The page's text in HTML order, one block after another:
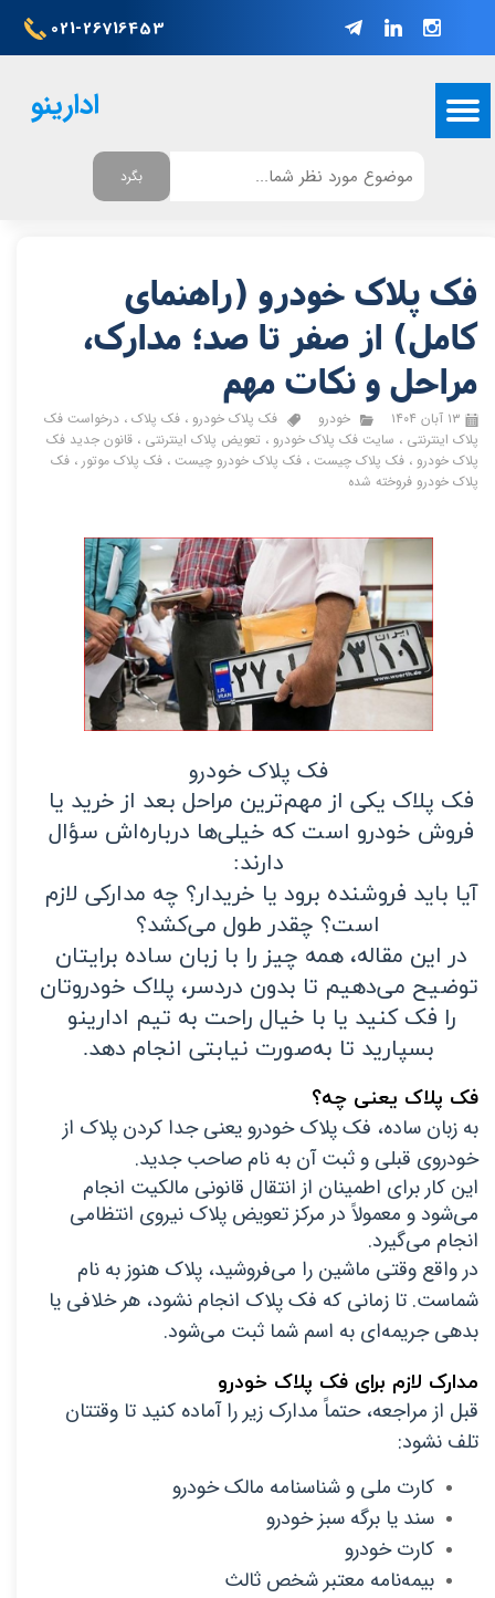
021-26716453
ادارینو
بگرد
فک پلاک خودرو (راهنمای
کامل) از صفر تا صد؛ مدارک،
مراحل و نکات مهم
۱۳ آبان ۱۴۰۴ خودرو فک پلاک خودرو ، فک پلاک ، درخواست فک
پلاک اینترنتی ، سایت فک پلاک خودرو ، تعویض پلاک اینترنتی ، قانون جدید فک
پلاک خودرو ، فک پلاک چیست ، فک پلاک خودرو چیست ، فک پلاک موتور ، فک
پلاک خودرو فروخته شده
فک پلاک خودرو
فروش خودرو است که خیلی‌ها درباره‌اش سؤال
دارند:
است؟ چقدر طول می‌کشد؟
بسپارید تا به‌صورت نیابتی انجام دهد.
فک پلاک یعنی چه؟
خودروی قبلی و ثبت آن به نام صاحب جدید.
انجام می‌گیرد.
بدهی جریمه‌ای به اسم شما ثبت می‌شود.
مدارک لازم برای فک پلاک خودرو
تلف نشود:
کارت ملی و شناسنامه مالک خودرو
سند یا برگه سبز خودرو
کارت خودرو
بیمه‌نامه معتبر شخص ثالث